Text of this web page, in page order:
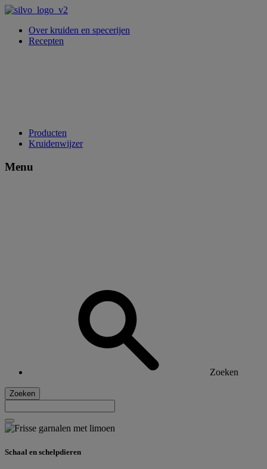
Over kruiden en specerijen
Recepten
Producten
Kruidenwijzer
Menu
Zoeken
Zoeken
Schaal en schelpdieren